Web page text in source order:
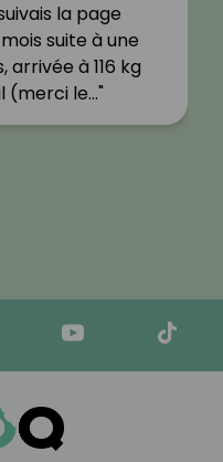
la page
suite à une
à 116 kg
(merci le…"